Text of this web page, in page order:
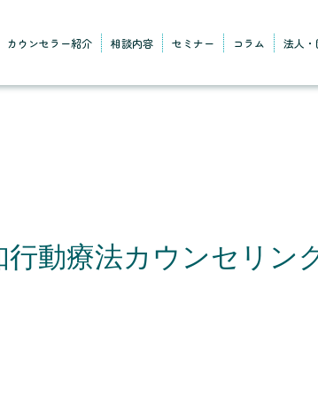
カウンセラー紹介 相談内容 セミナー コラム 法人
動療法カウンセリン